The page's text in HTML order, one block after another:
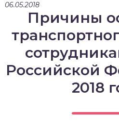
06.05.2018
Причины
Российской
2018